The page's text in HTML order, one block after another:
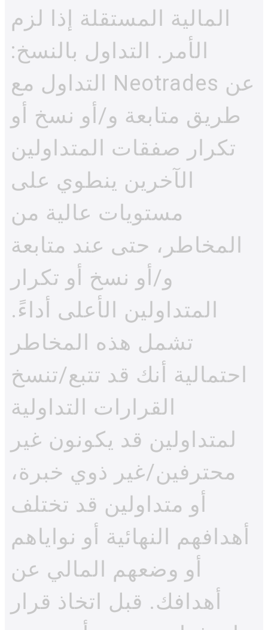
المالية المستقلة إذا لزم
الأمر. التداول بالنسخ:
التداول مع Neotrades عن
طريق متابعة و/أو نسخ أو
تكرار صفقات المتداولين
الآخرين ينطوي على
مستويات عالية من
المخاطر، حتى عند متابعة
و/أو نسخ أو تكرار
المتداولين الأعلى أداءً.
تشمل هذه المخاطر
احتمالية أنك قد تتبع/تنسخ
القرارات التداولية
لمتداولين قد يكونون غير
محترفين/غير ذوي خبرة،
أو متداولين قد تختلف
أهدافهم النهائية أو نواياهم
أو وضعهم المالي عن
أهدافك. قبل اتخاذ قرار